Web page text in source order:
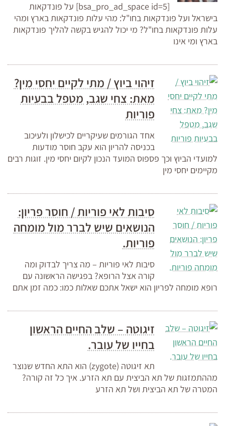
[bsa_pro_ad_space id=5] על פונדקאות
בישראל ועל פונדקאות בחו"ל: מהי עלות פונדקאות בארץ ומהי
עלות פונדקאות בחו"ל? מי יכול להגיש בקשה להליך פונדקאות
בארץ ומי אינו
זיהוי ביוץ / מתי לקיים יחסי מין?
מאת: צחי שגב, מטפל בבעיות
פוריות
אחד הגורמים שעיקריים לכישלון ולעיכוב
בכניסה להריון הוא עקב חוסר מודעות
למועדי הביוץ וכך פספוס המועד הנכון לקיום יחסי מין. זוגות רבים
מקיימים יחסי מין
סיבות לאי פוריות / חוסר פריון:
הנושאים שיש לברר מול מומחה
פוריות.
סיבות לאי פוריות – מה צריך לבדוק ומה
קורה אצל הרופא? בפגישה הראשונה עם
רופא מומחה לפריון הוא ישאל אתכם שאלות כמו: כמה זמן אתם
זיגוטה – שלב החיים הראשון
בחייו של עובר.
תא זיגוטה (zygote) הוא התא החדש שנוצר
מההתמזגות של תא הביצית עם תא הזרע. איך כל זה קורה?
המטרה של תא הביצית ושל תא הזרע